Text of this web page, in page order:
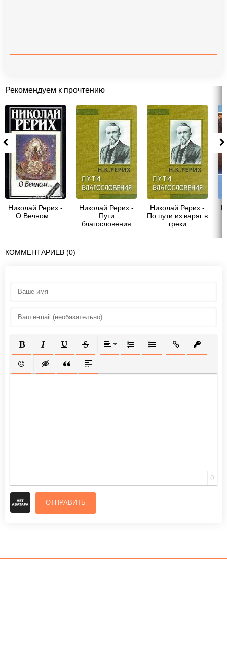
Рекомендуем к прочтению
Николай Рерих -
О Вечном…
Николай Рерих -
Пути
благословения
Николай Рерих -
По пути из варяг в
греки
КОММЕНТАРИЕВ (0)
ПОЛУЖИРНЫЙ
КУРСИВПОДЧЕРКНУТЫЙ
ЗАЧЕРКНУТЫЙВЫРАВНИВАНИЕ
НУМЕРОВАННЫЙ СПИСОК
МАРКИРОВАННЫЙ
ВСТАВИТЬ
ВСТАВИТЬ СМАЙЛИК
ВСТАВКА СКРЫТОГО ТЕКСТА
ВСТАВКА ЦИТАТЫ
ВСТАВКА СПОЙЛЕРА
0
ОТПРАВИТЬ